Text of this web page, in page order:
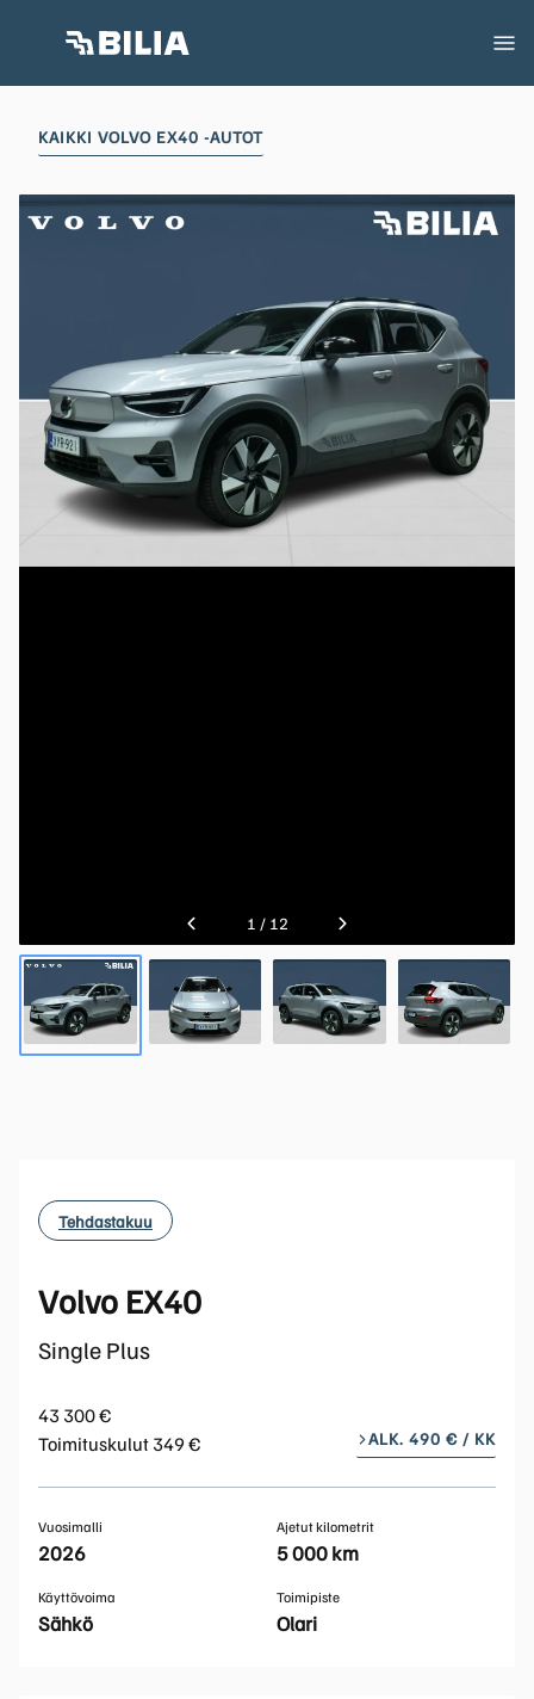
KAIKKI VOLVO EX40 -AUTOT
1 / 12
Tehdastakuu
Volvo EX40
Single Plus
43 300 €
Toimituskulut 349 €
ALK. 490 € / KK
Vuosimalli
2026
Ajetut kilometrit
5 000 km
Käyttövoima
Sähkö
Toimipiste
Olari